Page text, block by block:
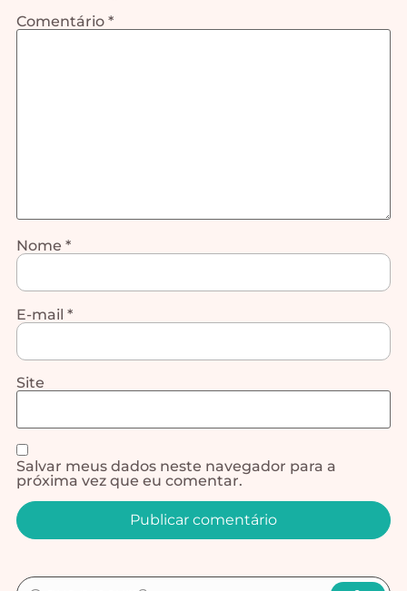
Comentário *
Nome *
E-mail *
Site
Salvar meus dados neste navegador para a
próxima vez que eu comentar.